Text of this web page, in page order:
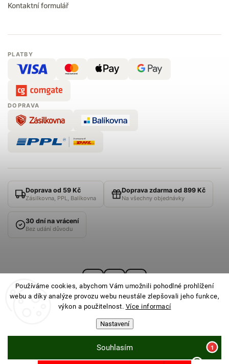
Používáme cookies, abychom Vám umožnili pohodlné prohlížení
webu a díky analýze provozu webu neustále zlepšovali jeho funkce,
výkon a použitelnost. Více informací
Nastavení
Souhlasím
Kontaktní formulář
PLATBY
DOPRAVA
Doprava od 59 Kč
Zásilkovna, PPL, Balíkovna
Doprava zdarma od 899 Kč
Na všechny objednávky
30 dní na vrácení
Bez udání důvodu
PONOŽKOVNA· Všechna práva vyhrazena ·
Nastavení cookies